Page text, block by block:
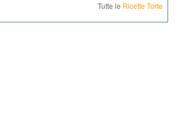
Tutte le Ricette Torte